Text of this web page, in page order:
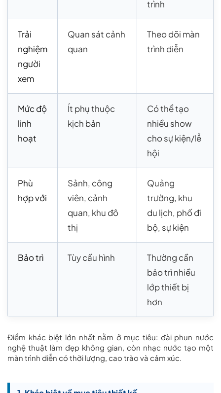
trình
Trải
nghiệm
người
xem
Quan sát cảnh
quan
Theo dõi màn
trình diễn
Mức độ
linh
hoạt
Ít phụ thuộc
kịch bản
Có thể tạo
nhiều show
cho sự kiện/lễ
hội
Phù
hợp với
Sảnh, công
viên, cảnh
quan, khu đô
thị
Quảng
trường, khu
du lịch, phố đi
bộ, sự kiện
Bảo trì Tùy cấu hình
Thường cần
bảo trì nhiều
lớp thiết bị
hơn
Điểm khác biệt lớn nhất nằm ở mục tiêu: đài phun nước
nghệ thuật làm đẹp không gian, còn nhạc nước tạo một
màn trình diễn có thời lượng, cao trào và cảm xúc.